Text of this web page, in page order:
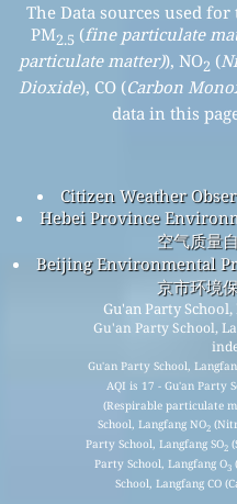
The Data sources used
PM2.5 (fine particulate
particulate matter)), NO2 (
Dioxide), CO (Carbon
data in this
Citizen Weather
Hebei Province
空气质量
Beijing Environmental
京市环境
Gu'an Party
Gu'an Party School,
Gu'an Party School,
AQI is 17 - Gu'an Party
(Respirable particulate
School, Langfang NO2
Party School, Langfang SO2
Party School, Langfang O3
School, Langfang CO